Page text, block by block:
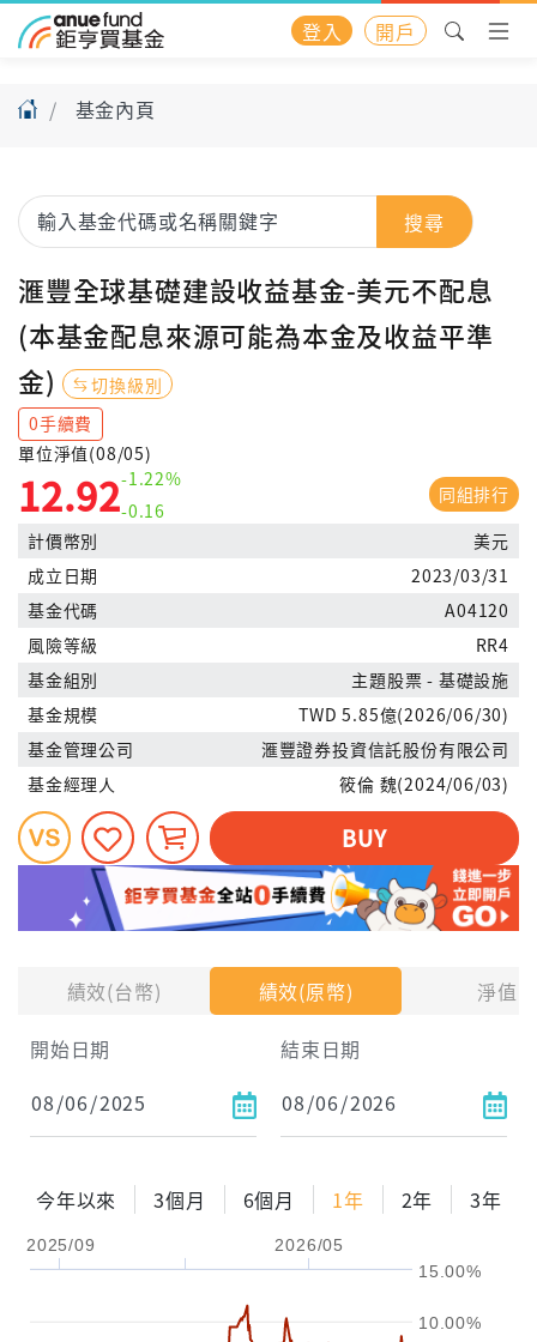
登入 開戶
基金內頁
績效(台幣) 績效(原幣)
淨值
開始日期
結束日期
今年以來 3個月 6個月 1年 2年 3年
2025/09 2026/05
10.00%
15.00%
搜尋
滙豐全球基礎建設收益基金-美元不配息
(本基金配息來源可能為本金及收益平準
金)
切換級別
0手續費
單位淨值(08/05)
12.92-1.22%
-0.16
同組排行
計價幣別
美元
成立日期
2023/03/31
基金代碼
A04120
風險等級
RR4
基金組別
主題股票 - 基礎設施
基金規模
TWD 5.85億(2026/06/30)
基金管理公司
滙豐證券投資信託股份有限公司
基金經理人
筱倫 魏(2024/06/03)
BUY